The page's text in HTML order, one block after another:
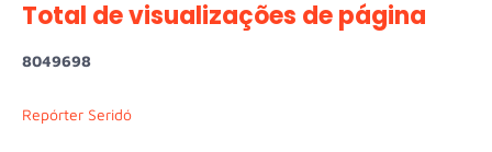
Total de visualizações de página
8049698
Repórter Seridó